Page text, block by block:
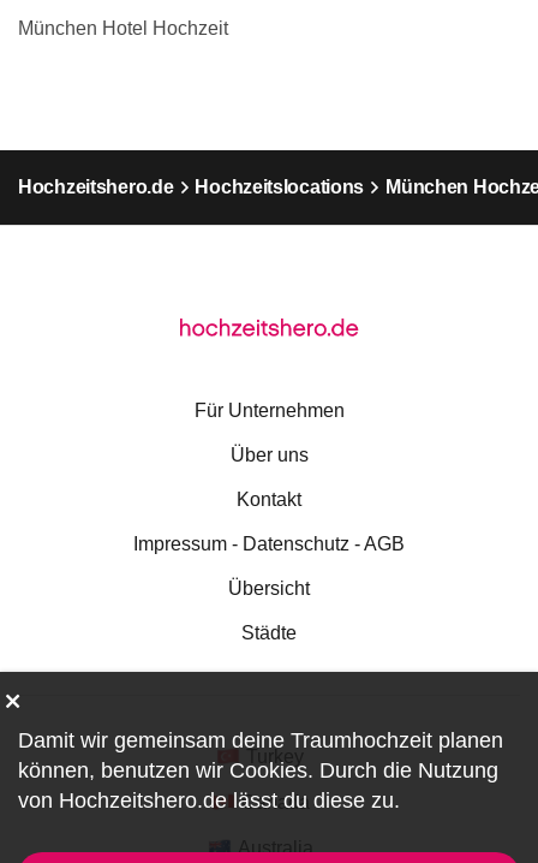
München Hotel Hochzeit
Hochzeitshero.de Hochzeitslocations München
Für Unternehmen
Über uns
Kontakt
Impressum - Datenschutz - AGB
Übersicht
Städte
Canada
Australia
Damit wir gemeinsam deine Traumhochzeit planen
können, benutzen wir Cookies. Durch die Nutzung
von Hochzeitshero.de lässt du diese zu.